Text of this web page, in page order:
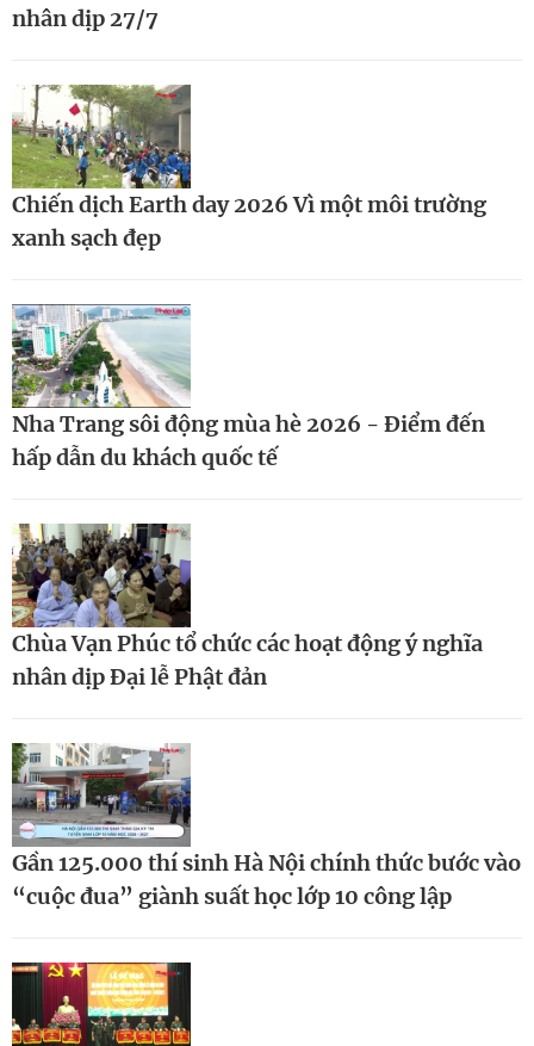
nhân dịp 27/7
Chiến dịch Earth day 2026 Vì một môi trường
xanh sạch đẹp
Nha Trang sôi động mùa hè 2026 - Điểm đến
hấp dẫn du khách quốc tế
Chùa Vạn Phúc tổ chức các hoạt động ý nghĩa
nhân dịp Đại lễ Phật đản
Gần 125.000 thí sinh Hà Nội chính thức bước vào
“cuộc đua” giành suất học lớp 10 công lập